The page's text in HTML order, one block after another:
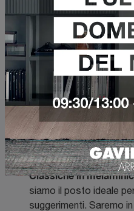
I più visti a :
Cucine classiche
In negozio potrai
Classiche in
siamo il posto ideale
suggerimenti. Saremo